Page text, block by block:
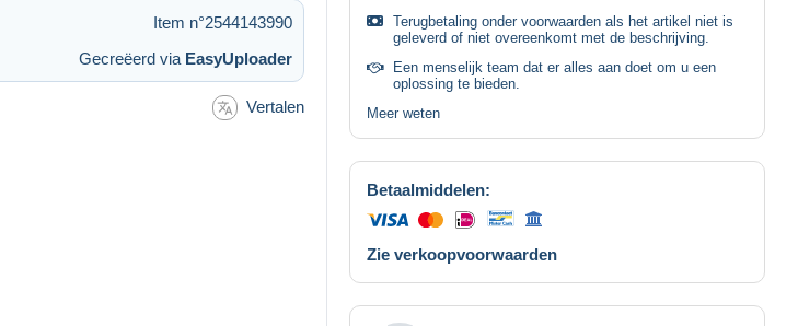
Item n°2544143990
Gecreëerd via EasyUploader
Vertalen
Terugbetaling onder voorwaarden als het artikel niet is
geleverd of niet overeenkomt met de beschrijving.
Een menselijk team dat er alles aan doet om u een
oplossing te bieden.
Meer weten
Betaalmiddelen:
Zie verkoopvoorwaarden